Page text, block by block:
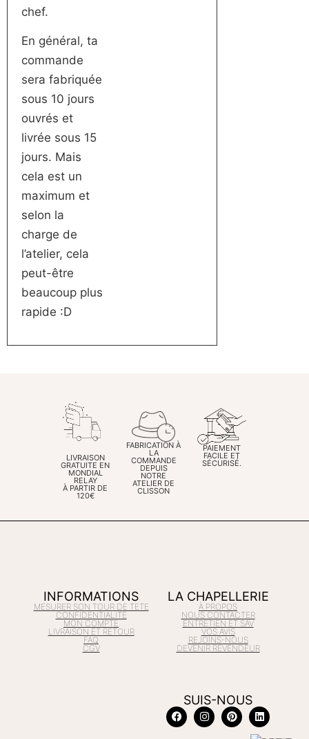
chef.
En général, ta
commande
sera fabriquée
sous 10 jours
ouvrés et
livrée sous 15
jours. Mais
cela est un
maximum et
selon la
charge de
l’atelier, cela
peut-être
beaucoup plus
rapide :D
LIVRAISON
GRATUITE EN
MONDIAL
RELAY
À PARTIR DE
120€
FABRICATION À
LA
COMMANDE
DEPUIS
NOTRE
ATELIER DE
CLISSON
PAIEMENT
FACILE ET
SÉCURISÉ.
INFORMATIONS
MESURER SON TOUR DE TETE
CONFIDENTIALITÉ
MON COMPTE
LIVRAISON ET RETOUR
FAQ
CGV
LA CHAPELLERIE
À PROPOS
NOUS CONTACTER
ENTRETIEN ET SAV
VOS AVIS
REJOINS-NOUS
DEVENIR REVENDEUR
SUIS-NOUS